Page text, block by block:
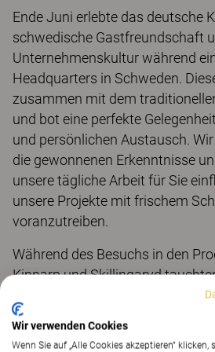
Ende Juni erlebte das deutsche
schwedische Gastfreundschaft
Unternehmenskultur während
Headquarters in Schweden.
zusammen mit dem
und bot eine perfekte
und persönlichen Austausch.
die gewonnenen Erkenntnisse
unsere tägliche Arbeit für Sie
unsere Projekte mit frischem
voranzutreiben.
Während des Besuchs in den
Kinnarp und Skillingaryd
der ganzheitlichen Ergonomie
und erweiterten unser Wissen in
Wir verwenden Cookies
Wenn Sie auf „Alle Cookies akzeptieren“